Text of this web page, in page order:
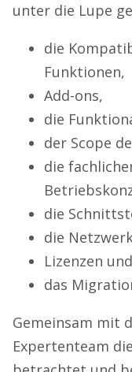
unter die Lupe
die
Funktionen,
Add-ons,
die
der Scope
die
die
die
Lizenzen
das
Gemeinsam mit
Expertenteam